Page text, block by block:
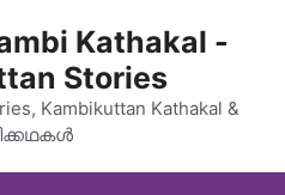
Kathakal -
Stories
Kambikuttan Kathakal &